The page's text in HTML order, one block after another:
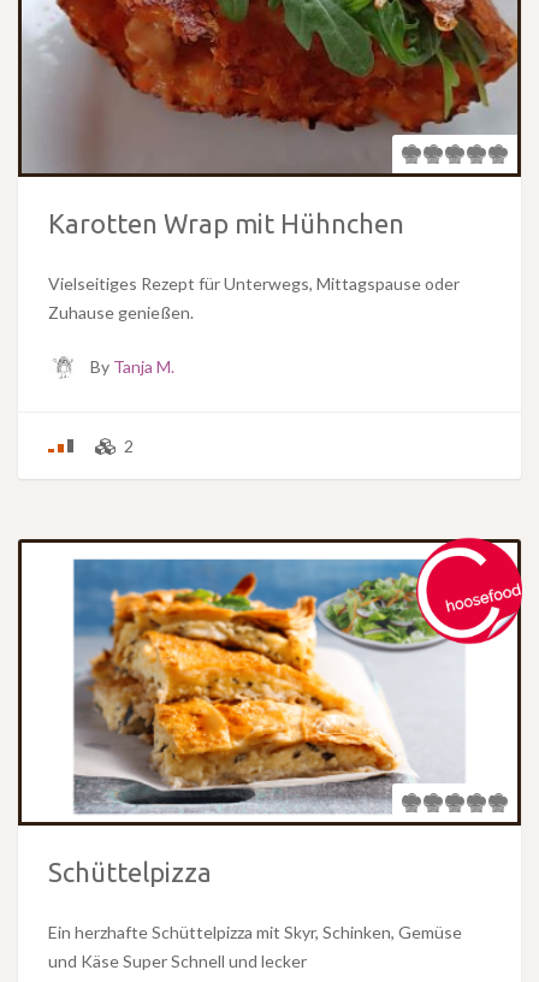
Karotten Wrap mit Hühnchen
Vielseitiges Rezept für Unterwegs, Mittagspause oder
Zuhause genießen.
By Tanja M.
2
Schüttelpizza
Ein herzhafte Schüttelpizza mit Skyr, Schinken, Gemüse
und Käse Super Schnell und lecker